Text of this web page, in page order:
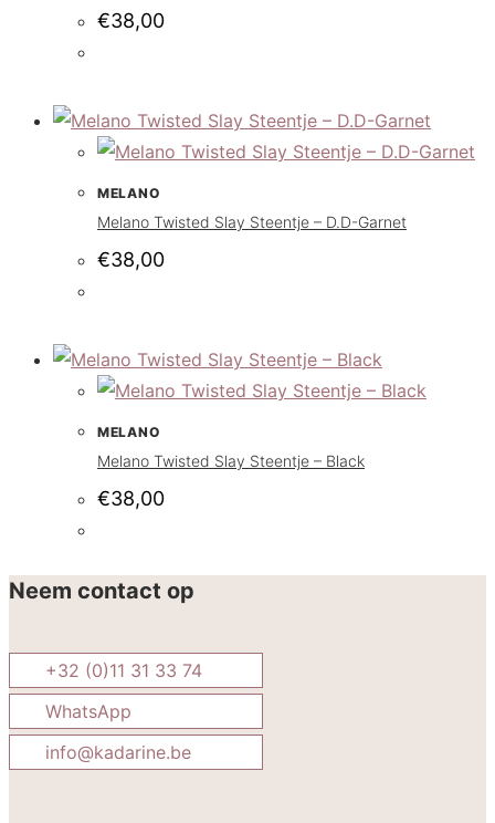
€38,00
MELANO
Melano Twisted Slay Steentje – D.D-Garnet
€38,00
MELANO
Melano Twisted Slay Steentje – Black
€38,00
Neem contact op
+32 (0)11 31 33 74
WhatsApp
info@kadarine.be